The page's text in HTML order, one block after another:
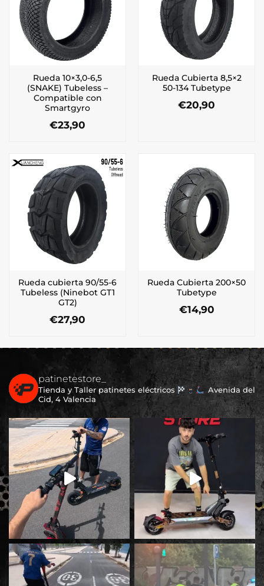
Rueda 10×3,0-6,5
(SNAKE) Tubeless –
Compatible con
Smartgyro
€23,90
Rueda Cubierta 8,5×2
50-134 Tubetype
€20,90
Rueda cubierta 90/55-6
Tubeless (Ninebot GT1
GT2)
€27,90
Rueda Cubierta 200×50
Tubetype
€14,90
patinetestore_
Tienda y Taller patinetes eléctricos
Avenida del
Cid, 4 Valencia